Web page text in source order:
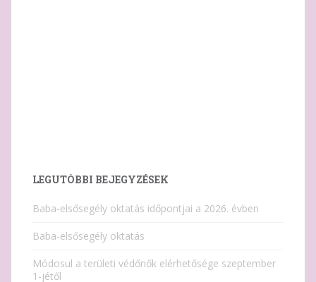
LEGUTÓBBI BEJEGYZÉSEK
Baba-elsősegély oktatás időpontjai a 2026. évben
Baba-elsősegély oktatás
Módosul a területi védőnők elérhetősége szeptember
1-jétől